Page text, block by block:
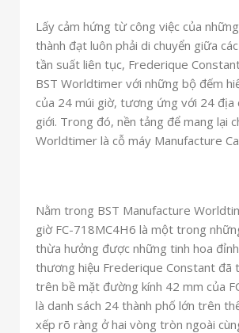
Lấy cảm hứng từ công việc của
thành đạt luôn phải di chuyển giữa
tần suất liên tục, Frederique
BST Worldtimer với những bộ đếm
của 24 múi giờ, tương ứng với 24 địa
giới. Trong đó, nền tảng để mang lại
Worldtimer là cỗ máy Manufacture
Nằm trong BST Manufacture
giờ FC-718MC4H6 là một trong
thừa hưởng được những tinh hoa
thương hiệu Frederique Constant đã
trên bề mặt đường kính 42 mm của
là danh sách 24 thành phố lớn trên
xếp rõ ràng ở hai vòng tròn ngoài